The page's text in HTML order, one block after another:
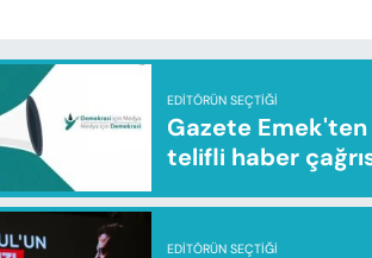
EDITÖRÜN SEÇTIĞI
Gazete
telifli haber
EDITÖRÜN SEÇTIĞI